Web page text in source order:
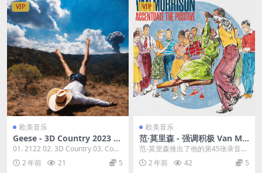
VIP
欧美音乐
Geese - 3D Country 2023 [2
4Bit/44.1kHz] [Hi-Res Flac
511MB]
01. 2122 02. 3D Country 03. Cowb
oy Nudes...
2 年前 21 5
VIP
欧美音乐
范·莫里森 - 强调积极 Van Mo
rrison - Accentuate The Po
sitive (2023) [24bit/96kHz]
[Hi-Res Flac 1.32GB]
范-莫里森推出了他的第45张录音室
专辑《强调积极》(Accentuate Th
e... 2 年前 42 5